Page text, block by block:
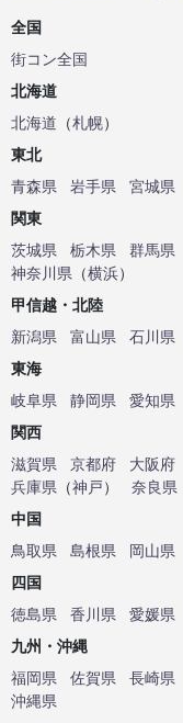
全国
街コン全国
北海道
北海道 （札幌）
東北
青森県
岩手県 宮城県
関東
茨城県
栃木県 群馬県
神奈川県 （横浜）
甲信越・北陸
新潟県
富山県 石川県
東海
岐阜県
静岡県 愛知県
関西
滋賀県
京都府 大阪府
兵庫県 （神戸） 奈良県
中国
鳥取県
島根県 岡山県
四国
徳島県
香川県 愛媛県
九州・沖縄
福岡県
佐賀県 長崎県
沖縄県